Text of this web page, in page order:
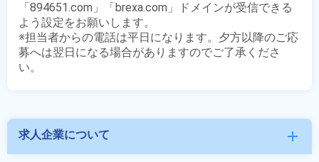
「894651.com」「brexa.com」ドメインが受信できる
よう設定をお願いします。
※担当者からの電話は平日になります。夕方以降のご応
募へは翌日になる場合がありますのでご了承くださ
求人企業について add